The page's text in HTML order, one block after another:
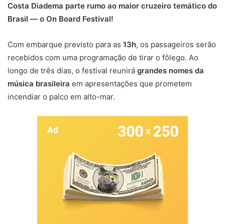
Costa Diadema parte rumo ao maior cruzeiro temático do
Brasil — o On Board Festival!
Com embarque previsto para as 13h, os passageiros serão
recebidos com uma programação de tirar o fôlego. Ao
longo de três dias, o festival reunirá grandes nomes da
música brasileira em apresentações que prometem
incendiar o palco em alto-mar.